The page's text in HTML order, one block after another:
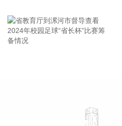
8月7日，随着最后一段沥青路面
京昆高速广（元）绵（阳）段扩
阳光电源(300274)8月8日在互动
断，FCC政策主要限制新产品认